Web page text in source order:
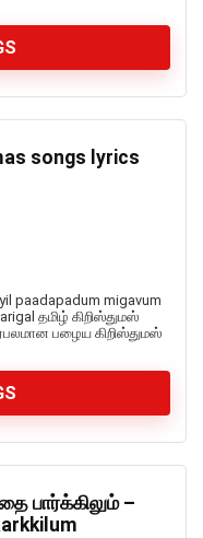
songs lyrics
paadapadum migavum
தமிழ் கிறிஸ்துமஸ்
பழைய கிறிஸ்துமஸ்
பார்க்கிலும் –